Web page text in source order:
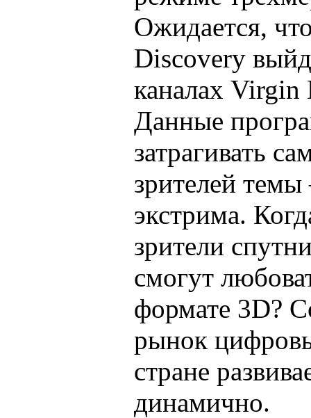
Ожидается,
Discovery
каналах
Данные
затрагивать
зрителей
экстрима.
зрители
смогут
формате 3D?
рынок
стране
динамично.